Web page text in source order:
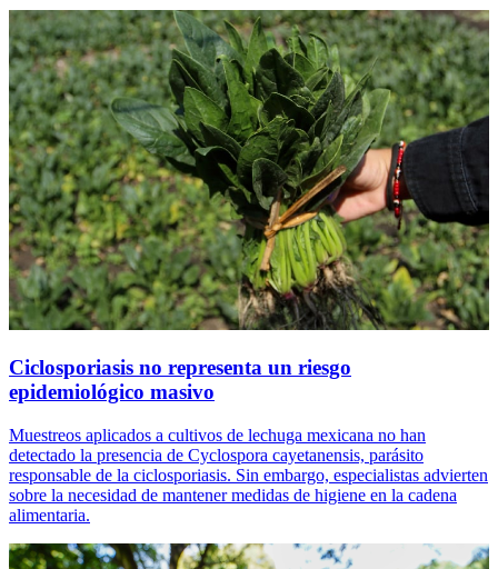
Ciclosporiasis no representa un riesgo
epidemiológico masivo
Muestreos aplicados a cultivos de lechuga mexicana no han
detectado la presencia de Cyclospora cayetanensis, parásito
responsable de la ciclosporiasis. Sin embargo, especialistas advierten
sobre la necesidad de mantener medidas de higiene en la cadena
alimentaria.